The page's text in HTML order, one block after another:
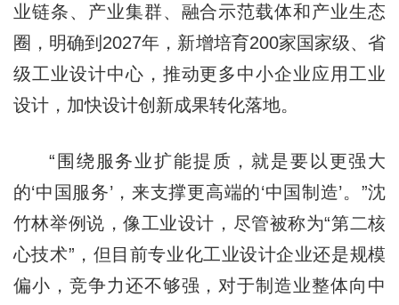
业链条、产业集群、融合示范载体和产业生态
圈，明确到2027年，新增培育200家国家级、省
级工业设计中心，推动更多中小企业应用工业
设计，加快设计创新成果转化落地。
“围绕服务业扩能提质，就是要以更强大
的‘中国服务’，来支撑更高端的‘中国制造’。”沈
竹林举例说，像工业设计，尽管被称为“第二核
心技术”，但目前专业化工业设计企业还是规模
偏小，竞争力还不够强，对于制造业整体向中